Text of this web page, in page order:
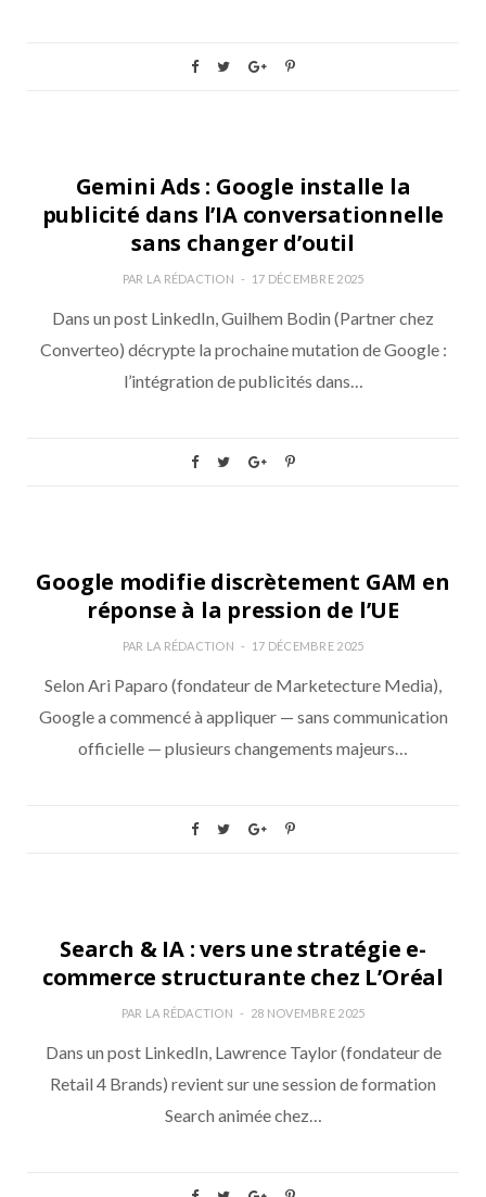
Gemini Ads : Google installe la
publicité dans l’IA conversationnelle
sans changer d’outil
PAR LA RÉDACTION 17 DÉCEMBRE 2025
Dans un post LinkedIn, Guilhem Bodin (Partner chez
Converteo) décrypte la prochaine mutation de Google :
l’intégration de publicités dans…
Google modifie discrètement GAM en
réponse à la pression de l’UE
PAR LA RÉDACTION 17 DÉCEMBRE 2025
Selon Ari Paparo (fondateur de Marketecture Media),
Google a commencé à appliquer — sans communication
officielle — plusieurs changements majeurs…
Search & IA : vers une stratégie e-
commerce structurante chez L’Oréal
PAR LA RÉDACTION 28 NOVEMBRE 2025
Dans un post LinkedIn, Lawrence Taylor (fondateur de
Retail 4 Brands) revient sur une session de formation
Search animée chez…